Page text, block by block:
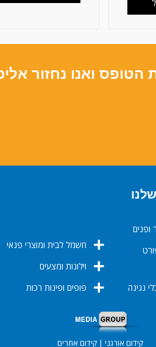
הטופס ואנו נחזור
ופנים
נגינה
חשמל לבית ומוצרי פנאי
וילונות ומצעים
פופים ופינות רכות
קידום אורגני | קידום אתרים